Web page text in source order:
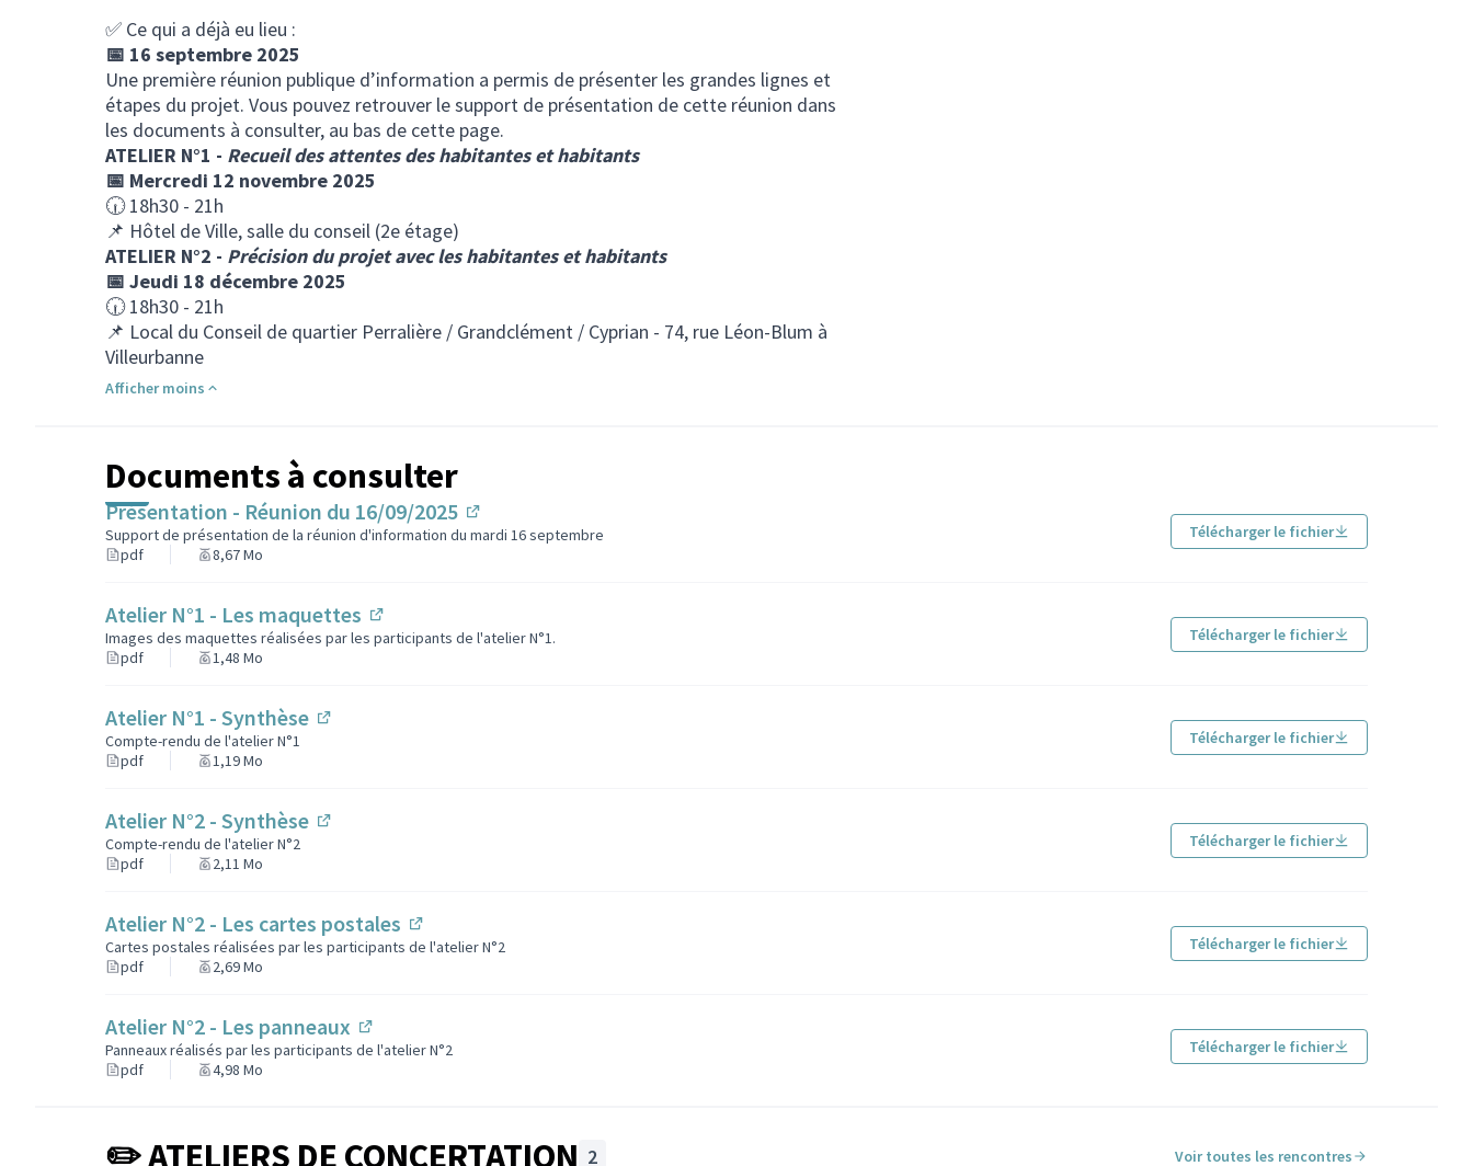
✅ Ce qui a déjà eu lieu :
📅 16 septembre 2025
Une première réunion publique d’information a permis de présenter les grandes lignes et
étapes du projet. Vous pouvez retrouver le support de présentation de cette réunion dans
les documents à consulter, au bas de cette page.
ATELIER N°1 - Recueil des attentes des habitantes et habitants
📅 Mercredi 12 novembre 2025
🕡 18h30 - 21h
📌 Hôtel de Ville, salle du conseil (2e étage)
ATELIER N°2 - Précision du projet avec les habitantes et habitants
📅 Jeudi 18 décembre 2025
🕡 18h30 - 21h
📌 Local du Conseil de quartier Perralière / Grandclément / Cyprian - 74, rue Léon-Blum à
Villeurbanne
Afficher moins
Documents à consulter
Présentation - Réunion du 16/09/2025
(Lien externe)
Support de présentation de la réunion d'information du mardi 16 septembre
pdf
8,67 Mo
Télécharger le fichier
Atelier N°1 - Les maquettes
(Lien externe)
Images des maquettes réalisées par les participants de l'atelier N°1.
pdf
1,48 Mo
Télécharger le fichier
Atelier N°1 - Synthèse
Compte-rendu de l'atelier N°1
pdf
1,19 Mo
Télécharger le fichier
Atelier N°2 - Synthèse
Compte-rendu de l'atelier N°2
pdf
2,11 Mo
Télécharger le fichier
Atelier N°2 - Les cartes postales
(Lien externe)
Cartes postales réalisées par les participants de l'atelier N°2
pdf
2,69 Mo
Télécharger le fichier
Atelier N°2 - Les panneaux
(Lien externe)
Panneaux réalisés par les participants de l'atelier N°2
pdf
4,98 Mo
Télécharger le fichier
✏️ ATELIERS DE CONCERTATION 2 Voir toutes les rencontres